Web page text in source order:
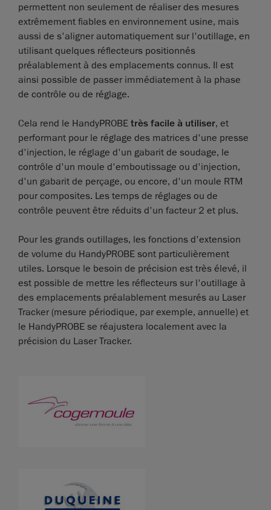
permettent non seulement de réaliser des mesures
extrêmement fiables en environnement usine, mais
aussi de s'aligner automatiquement sur l'outillage, en
utilisant quelques réflecteurs positionnés
préalablement à des emplacements connus. Il est
ainsi possible de passer immédiatement à la phase
de contrôle ou de réglage.
Cela rend le HandyPROBE très facile à utiliser, et
performant pour le réglage des matrices d'une presse
d'injection, le réglage d'un gabarit de soudage, le
contrôle d'un moule d'emboutissage ou d'injection,
d'un gabarit de perçage, ou encore, d'un moule RTM
pour composites. Les temps de réglages ou de
contrôle peuvent être réduits d'un facteur 2 et plus.
Pour les grands outillages, les fonctions d'extension
de volume du HandyPROBE sont particulièrement
utiles. Lorsque le besoin de précision est très élevé, il
est possible de mettre les réflecteurs sur l'outillage à
des emplacements préalablement mesurés au Laser
Tracker (mesure périodique, par exemple, annuelle) et
le HandyPROBE se réajustera localement avec la
précision du Laser Tracker.